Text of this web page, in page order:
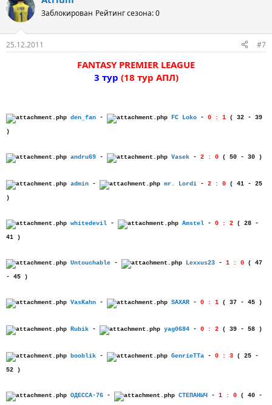
Заблокирован Рейтинг сезона: 0
25.12.2011 #7
FANTASY PREMIER LEAGUE
3 тур (18 тур АПЛ)
den_fan - FC Loko - 0 : 1 ( 32 - 39
)
andru69 - Vasek - 2 : 0 ( 50 - 30 )
admin - mr. Lordi - 2 : 0 ( 41 - 25
)
whitedevil - Amstel - 0 : 2 ( 28 -
41 )
Untouchable - Lexxus23 - 1 : 0 ( 47
- 45 )
VasKahn - SAXAR - 0 : 1 ( 37 - 45 )
Rubik - yag0684 - 0 : 2 ( 39 - 58 )
booblik - GenrieTTa - 0 : 3 ( 25 -
52 )
ОДЕССА-76 - СТЕПАНЫЧ - 1 : 0 ( 40 -